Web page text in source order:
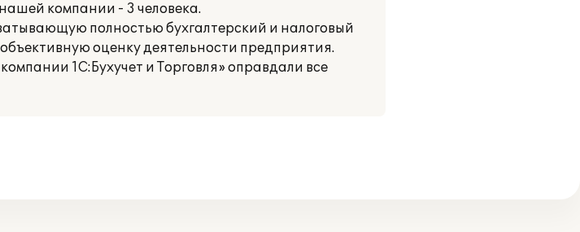
компании - 3 человека.
полностью бухгалтерский и налоговый
оценку деятельности предприятия.
1С:Бухучет и Торговля» оправдали все